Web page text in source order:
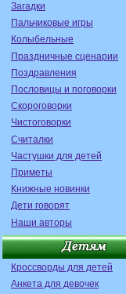
Загадки
Пальчиковые игры
Колыбельные
Праздничные сценарии
Поздравления
Пословицы и поговорки
Скороговорки
Чистоговорки
Считалки
Частушки для детей
Приметы
Книжные новинки
Дети говорят
Наши авторы
Кроссворды для детей
Анкета для девочек